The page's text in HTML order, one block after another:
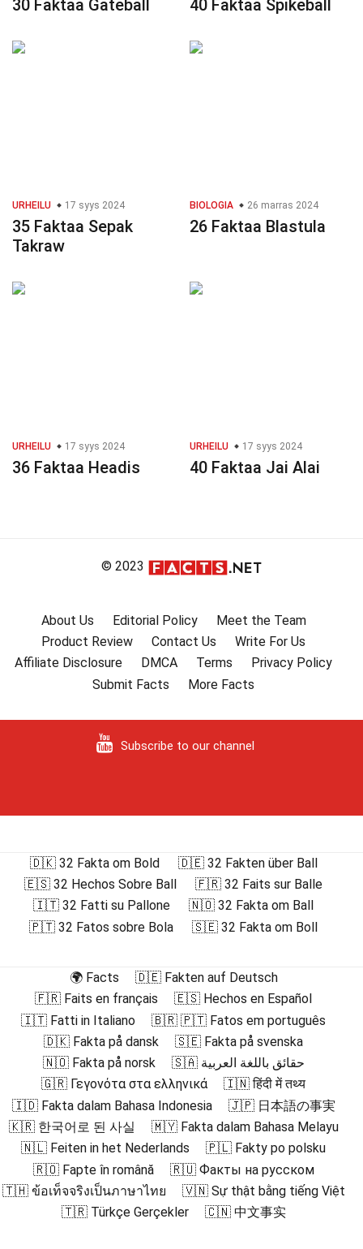
30 Faktaa Gateball 40 Faktaa Spikeball
URHEILU 17 syys 2024
35 Faktaa Sepak
Takraw
BIOLOGIA 26 marras 2024
26 Faktaa Blastula
URHEILU 17 syys 2024
36 Faktaa Headis
URHEILU 17 syys 2024
40 Faktaa Jai Alai
© 2023
About Us Editorial Policy
Meet the Team
Product Review
Contact Us
Write For Us
Affiliate Disclosure
DMCA Terms
Privacy Policy
Submit Facts
More Facts
Subscribe to our channel
🇩🇰 32 Fakta om Bold
🇩🇪 32 Fakten über Ball
🇪🇸 32 Hechos Sobre Ball
🇫🇷 32 Faits sur Balle
🇮🇹 32 Fatti su Pallone
🇳🇴 32 Fakta om Ball
🇵🇹 32 Fatos sobre Bola
🇸🇪 32 Fakta om Boll
🌍 Facts
🇩🇪 Fakten auf Deutsch
🇫🇷 Faits en français
🇪🇸 Hechos en Español
🇮🇹 Fatti in Italiano
🇧🇷 🇵🇹 Fatos em português
🇩🇰 Fakta på dansk
🇸🇪 Fakta på svenska
🇳🇴 Fakta på norsk
🇸🇦 حقائق باللغة العربية
🇬🇷 Γεγονότα στα ελληνικά
🇮🇳 हिंदी में तथ्य
🇮🇩 Fakta dalam Bahasa Indonesia
🇯🇵 日本語の事実
🇰🇷 한국어로 된 사실
🇲🇾 Fakta dalam Bahasa Melayu
🇳🇱 Feiten in het Nederlands
🇵🇱 Fakty po polsku
🇷🇴 Fapte în română
🇷🇺 Факты на русском
🇹🇭 ข้อเท็จจริงเป็นภาษาไทย
🇻🇳 Sự thật bằng tiếng Việt
🇹🇷 Türkçe Gerçekler
🇨🇳 中文事实